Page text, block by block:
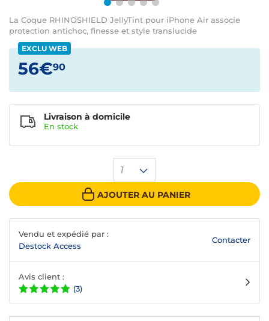
La Coque RHINOSHIELD JellyTint pour iPhone Air associe
protection antichoc, finesse et style translucide
EXCLU WEB
56€90
1
AJOUTER AU PANIER
Livraison à domicile
En stock
Vendu et expédié par :
Destock Access
Contacter
Avis client :
(3)